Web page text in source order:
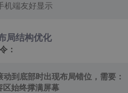
机端友好显示
局结构优化
：
动到底部时出现布局错位，需要：
区始终撑满屏幕